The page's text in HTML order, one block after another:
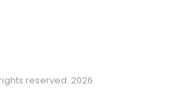
reserved. 2026